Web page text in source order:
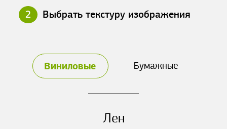
2 Выбрать текстуру изображения
Виниловые Бумажные
Лен